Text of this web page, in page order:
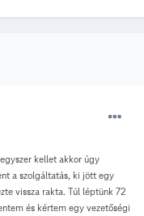
kellet akkor úgy
a szolgáltatás, ki jött egy
vissza rakta. Túl léptünk 72
és kértem egy vezetőségi